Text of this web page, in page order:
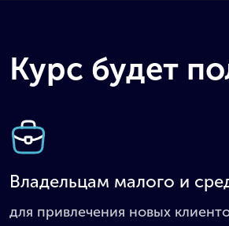
Курс будет
Владельцам малого и
для привлечения новых